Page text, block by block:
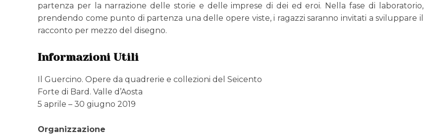
partenza per la narrazione delle storie e delle imprese di dei ed eroi. Nella fase di laboratorio,
prendendo come punto di partenza una delle opere viste, i ragazzi saranno invitati a sviluppare il
racconto per mezzo del disegno.
Informazioni Utili
Il Guercino. Opere da quadrerie e collezioni del Seicento
Forte di Bard. Valle d’Aosta
5 aprile – 30 giugno 2019
Organizzazione